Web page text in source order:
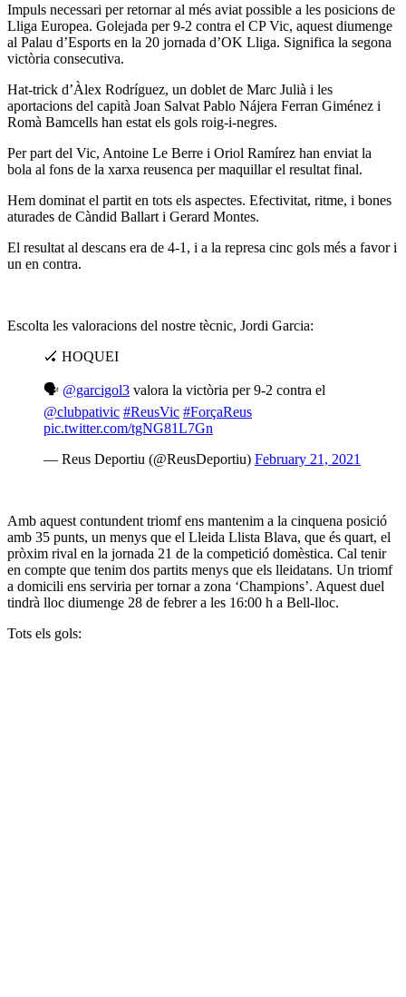
Impuls necessari per retornar al més aviat possible a les posicions de
Lliga Europea. Golejada per 9-2 contra el CP Vic, aquest diumenge
al Palau d’Esports en la 20 jornada d’OK Lliga. Significa la segona
victòria consecutiva.
Hat-trick d’Àlex Rodríguez, un doblet de Marc Julià i les
aportacions del capità Joan Salvat Pablo Nájera Ferran Giménez i
Romà Bamcells han estat els gols roig-i-negres.
Per part del Vic, Antoine Le Berre i Oriol Ramírez han enviat la
bola al fons de la xarxa reusenca per maquillar el resultat final.
Hem dominat el partit en tots els aspectes. Efectivitat, ritme, i bones
aturades de Càndid Ballart i Gerard Montes.
El resultat al descans era de 4-1, i a la represa cinc gols més a favor i
un en contra.
Escolta les valoracions del nostre tècnic, Jordi Garcia:
🏑 HOQUEI
🗣 @garcigol3 valora la victòria per 9-2 contra el
@clubpativic #ReusVic #ForçaReus
pic.twitter.com/tgNG81L7Gn
— Reus Deportiu (@ReusDeportiu) February 21, 2021
Amb aquest contundent triomf ens mantenim a la cinquena posició
amb 35 punts, un menys que el Lleida Llista Blava, que és quart, el
pròxim rival en la jornada 21 de la competició domèstica. Cal tenir
en compte que tenim dos partits menys que els lleidatans. Un triomf
a domicili ens serviria per tornar a zona ‘Champions’. Aquest duel
tindrà lloc diumenge 28 de febrer a les 16:00 h a Bell-lloc.
Tots els gols: